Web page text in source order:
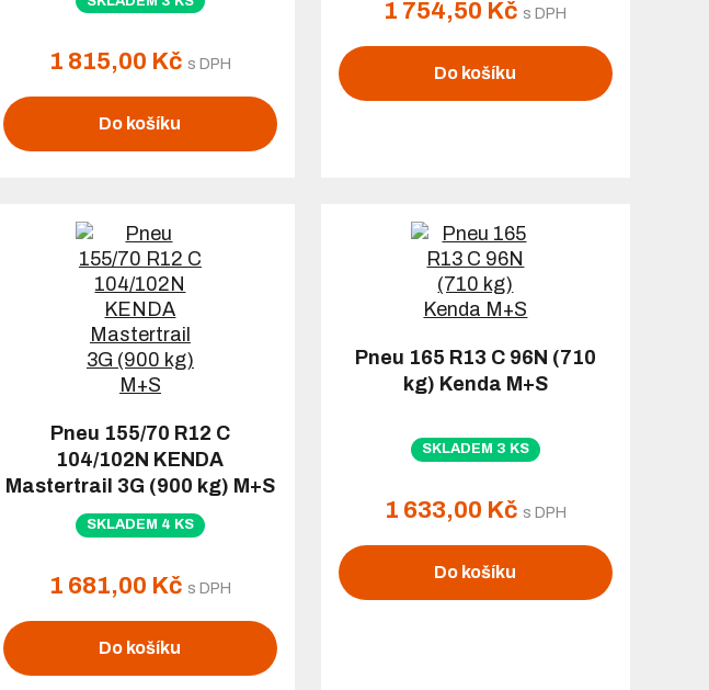
1 815,00 Kč s DPH
Do košíku
1 754,50 Kč s DPH
Do košíku
Pneu 155/70 R12 C
104/102N KENDA
Mastertrail 3G (900 kg) M+S
SKLADEM 4 KS
1 681,00 Kč s DPH
Do košíku
Pneu 165 R13 C 96N (710
kg) Kenda M+S
SKLADEM 3 KS
1 633,00 Kč s DPH
Do košíku